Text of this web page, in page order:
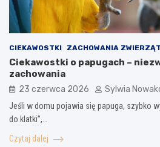
CIEKAWOSTKI ZACHOWANIA ZWIERZĄT
Ciekawostki o papugach –
zachowania
23 czerwca 2026 Sylwia
Jeśli w domu pojawia się papuga, szybko
do klatki”,…
Czytaj dalej